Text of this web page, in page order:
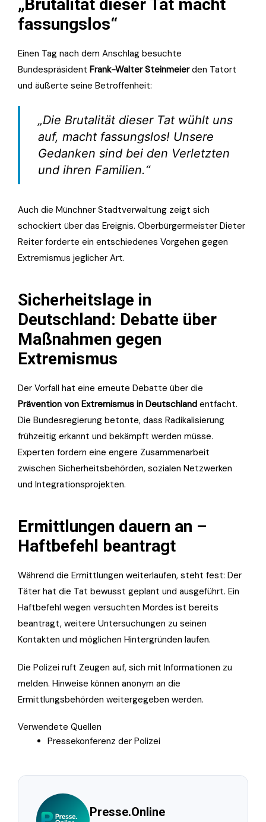
„Brutalität dieser Tat macht
fassungslos“
Einen Tag nach dem Anschlag besuchte
Bundespräsident Frank-Walter Steinmeierden Tatort
und äußerte seine Betroffenheit:
„Die Brutalität dieser Tat wühlt uns
auf, macht fassungslos! Unsere
Gedanken sind bei den Verletzten
und ihren Familien.“
Auch die Münchner Stadtverwaltung zeigt sich
schockiert über das Ereignis. Oberbürgermeister Dieter
Reiter forderte ein entschiedenes Vorgehen gegen
Extremismus jeglicher Art.
Sicherheitslage in
Deutschland: Debatte über
Maßnahmen gegen
Extremismus
Der Vorfall hat eine erneute Debatte über die
Prävention von Extremismus in Deutschland entfacht.
Die Bundesregierung betonte, dass Radikalisierung
frühzeitig erkannt und bekämpft werden müsse.
Experten fordern eine engere Zusammenarbeit
zwischen Sicherheitsbehörden, sozialen Netzwerken
und Integrationsprojekten.
Ermittlungen dauern an –
Haftbefehl beantragt
Während die Ermittlungen weiterlaufen, steht fest: Der
Täter hat die Tat bewusst geplant und ausgeführt. Ein
Haftbefehl wegen versuchten Mordes ist bereits
beantragt, weitere Untersuchungen zu seinen
Kontakten und möglichen Hintergründen laufen.
Die Polizei ruft Zeugen auf, sich mit Informationen zu
melden. Hinweise können anonym an die
Ermittlungsbehörden weitergegeben werden.
Verwendete Quellen
Pressekonferenz der Polizei
Presse.Online